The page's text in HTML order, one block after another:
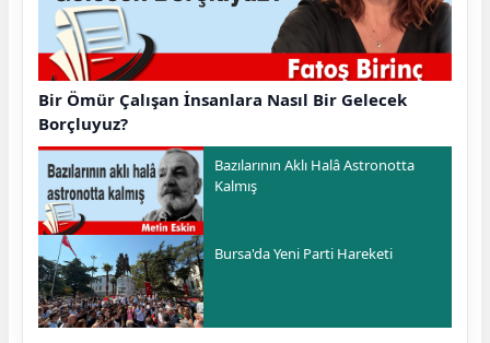
Bir Ömür Çalışan İnsanlara Nasıl Bir Gelecek
Borçluyuz?
Bazılarının Aklı Halâ Astronotta
Kalmış
Bursa'da Yeni Parti Hareketi